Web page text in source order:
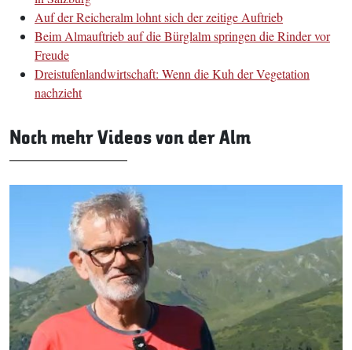
Auf der Reicheralm lohnt sich der zeitige Auftrieb
Beim Almauftrieb auf die Bürglalm springen die Rinder vor
Freude
Dreistufenlandwirtschaft: Wenn die Kuh der Vegetation
nachzieht
Noch mehr Videos von der Alm